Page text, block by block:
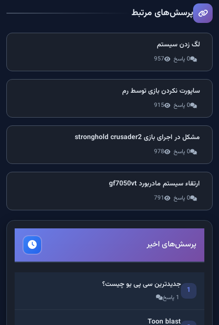
پرسش‌های مرتبط
لگ زدن سیستم
0 پاسخ 957
ساپورت نکردن بازی توسط رم
0 پاسخ 915
مشکل در اجرای بازی stronghold crusader2
0 پاسخ 978
ارتقاء سیستم مادربورد gf7050vt
0 پاسخ 791
پرسش‌های اخیر
1
جدیدترین سی پی یو چیست؟
1 پاسخ
Toon blast